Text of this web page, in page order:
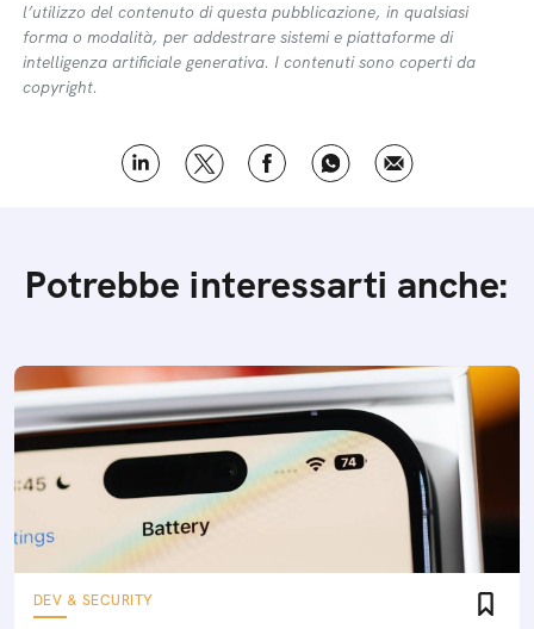
l’utilizzo del contenuto di questa pubblicazione, in qualsiasi
forma o modalità, per addestrare sistemi e piattaforme di
intelligenza artificiale generativa. I contenuti sono coperti da
copyright.
Potrebbe interessarti anche:
DEV & SECURITY